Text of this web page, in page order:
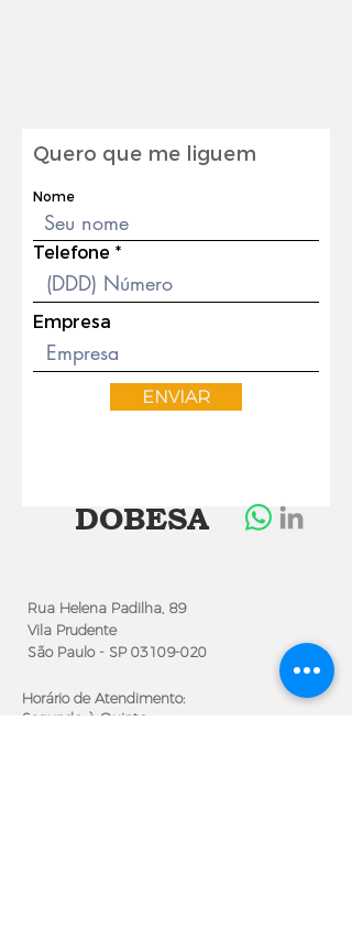
Quero que me liguem
Nome
Telefone
Empresa
ENVIAR
DOBESA
Rua Helena Padilha, 89
Vila Prudente
São Paulo - SP03109-020
Horário de Atendimento:
Segunda à Quinta